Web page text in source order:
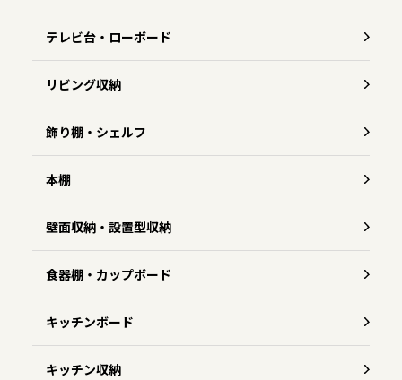
テレビ台・ローボード
リビング収納
飾り棚・シェルフ
本棚
壁面収納・設置型収納
食器棚・カップボード
キッチンボード
キッチン収納